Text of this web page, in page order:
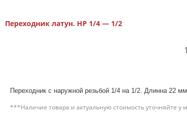
Переходник латун. НР 1/4 — 1/2
Переходник с наружной резьбой 1/4 на 1/2. Длинна 22
***Наличие товара и актуальную стоимость уточняйте у